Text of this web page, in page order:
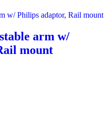
arm w/
mount